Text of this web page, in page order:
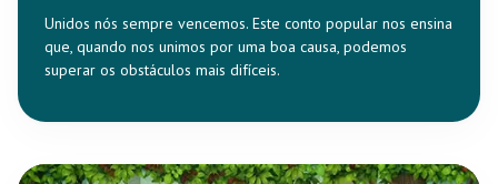
Unidos nós sempre vencemos. Este conto popular nos ensina
que, quando nos unimos por uma boa causa, podemos
superar os obstáculos mais difíceis.